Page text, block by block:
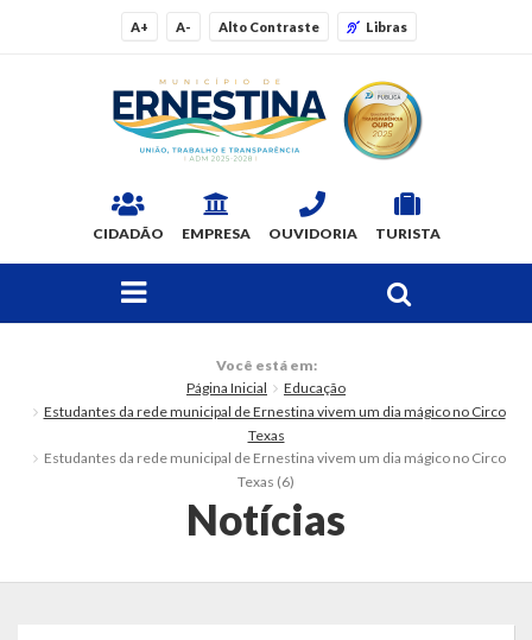
A+ A- Alto Contraste Libras
CIDADÃO EMPRESA OUVIDORIA TURISTA
Dados Gerais
Ex-prefeitos
Você está em:
Página Inicial
Educação
Estudantes da rede municipal de Ernestina vivem um dia mágico no Circo
Texas
Estudantes da rede municipal de Ernestina vivem um dia mágico no Circo
Texas (6)
Notícias